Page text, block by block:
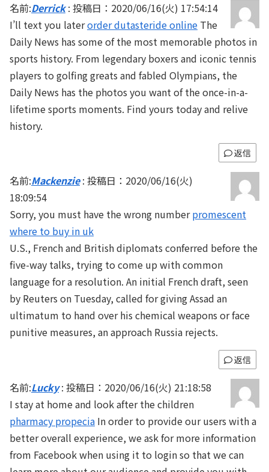
名前:Derrick: 投稿日：2020/06/16(火) 17:54:14
I’ll text you laterorder dutasteride online The
Daily News has some of the most memorable photos in
sports history. From legendary boxers and iconic tennis
players to golfing greats and fabled Olympians, the
Daily News has the photos you want of the once-in-a-
lifetime sports moments. Find yours today and relive
history.
返信
名前:Mackenzie: 投稿日：2020/06/16(火)
18:09:54
Sorry, you must have the wrong numberpromescent
where to buy in uk
U.S., French and British diplomats conferred before the
five-way talks, trying to come up with common
language for a resolution. An initial French draft, seen
by Reuters on Tuesday, called for giving Assad an
ultimatum to hand over his chemical weapons or face
punitive measures, an approach Russia rejects.
返信
名前:Lucky: 投稿日：2020/06/16(火) 21:18:58
I stay at home and look after the children
pharmacy propecia In order to provide our users with a
better overall experience, we ask for more information
from Facebook when using it to login so that we can